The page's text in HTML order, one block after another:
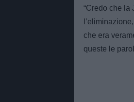
“Credo che la
che era
queste le